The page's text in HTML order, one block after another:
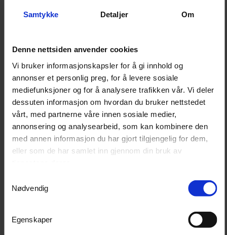
Samtykke Detaljer Om
Denne nettsiden anvender cookies
Vi bruker informasjonskapsler for å gi innhold og
annonser et personlig preg, for å levere sosiale
mediefunksjoner og for å analysere trafikken vår. Vi deler
dessuten informasjon om hvordan du bruker nettstedet
vårt, med partnerne våre innen sosiale medier,
annonsering og analysearbeid, som kan kombinere den
med annen informasjon du har gjort tilgjengelig for dem,
eller som de har samlet inn gjennom din bruk av
Nødvendig
Egenskaper
Oppbevaringsboksen kan brukes i garasje, hobbyrom,
Egenskaper
Oppbevaring for skruer, muttere og andre
smådeler
Avtakbar plastboks for enkel tilgang til
innholdet
Holder i galvanisert stål
Egnet for garasje, verksted og arbeidsplass
Bruksanvisning